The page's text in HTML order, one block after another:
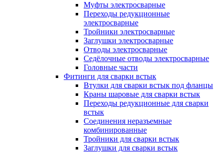
Муфты электросварные
Переходы редукционные
электросварные
Тройники электросварные
Заглушки электросварные
Отводы электросварные
Седёлочные отводы электросварные
Головные части
Фитинги для сварки встык
Втулки для сварки встык под фланцы
Краны шаровые для сварки встык
Переходы редукционные для сварки
встык
Соединения неразъемные
комбинированные
Тройники для сварки встык
Заглушки для сварки встык